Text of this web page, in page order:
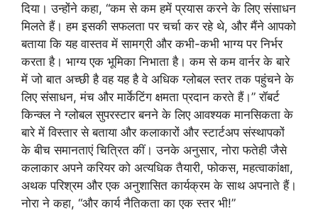
दिया। उन्होंने कहा, “कम से कम हमें प्रयास करने के लिए संसाधन
मिलते हैं। हम इसकी सफलता पर चर्चा कर रहे थे, और मैंने आपको
बताया कि यह वास्तव में सामग्री और कभी-कभी भाग्य पर निर्भर
करता है। भाग्य एक भूमिका निभाता है। कम से कम वार्नर के बारे
में जो बात अच्छी है वह यह है वे अधिक ग्लोबल स्तर तक पहुंचने के
लिए संसाधन, मंच और मार्केटिंग क्षमता प्रदान करते हैं।” रॉबर्ट
किन्क्ल ने ग्लोबल सुपरस्टार बनने के लिए आवश्यक मानसिकता के
बारे में विस्तार से बताया और कलाकारों और स्टार्टअप संस्थापकों
के बीच समानताएं चित्रित कीं। उनके अनुसार, नोरा फतेही जैसे
कलाकार अपने करियर को अत्यधिक तैयारी, फोकस, महत्वाकांक्षा,
अथक परिश्रम और एक अनुशासित कार्यक्रम के साथ अपनाते हैं।
नोरा ने कहा, “और कार्य नैतिकता का एक स्तर भी!”